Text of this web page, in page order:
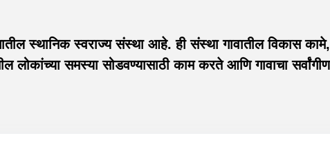
स्थानिक स्वराज्य संस्था आहे. ही संस्था गावातील विकास
समस्या सोडवण्यासाठी काम करते आणि गावाचा